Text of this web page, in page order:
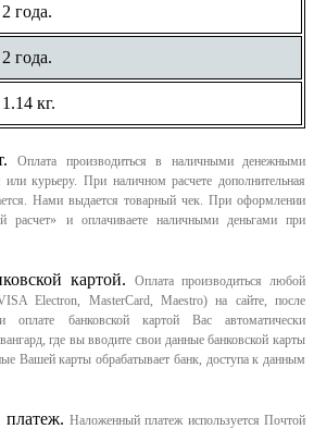
2 года.
2 года.
1.14 кг.
Оплата производиться в наличными денежными
курьеру. При наличном расчете дополнительная
Нами выдается товарный чек. При оформлении
расчет» и оплачиваете наличными деньгами при
картой.
Оплата производиться любой
Electron, MasterCard, Maestro) на сайте, после
оплате банковской картой Вас автоматически
где вы вводите свои данные банковской карты
Вашей карты обрабатывает банк, доступа к данным
Наложенный платеж используется Почтой